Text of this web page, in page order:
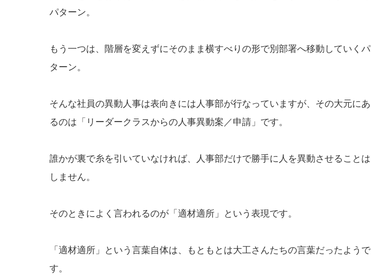
パターン。
もう一つは、階層を変えずにそのまま横すべりの形で別部署へ移動していくパ
ターン。
そんな社員の異動人事は表向きには人事部が行なっていますが、その大元にあ
るのは「リーダークラスからの人事異動案／申請」です。
誰かが裏で糸を引いていなければ、人事部だけで勝手に人を異動させることは
しません。
そのときによく言われるのが「適材適所」という表現です。
「適材適所」という言葉自体は、もともとは大工さんたちの言葉だったようで
す。